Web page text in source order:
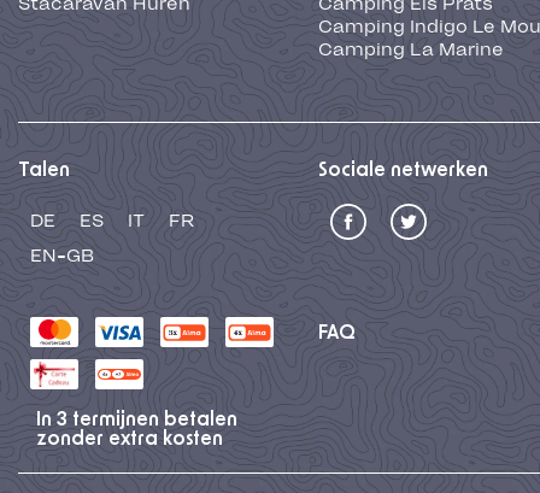
Camping Indigo Le
Camping La Marine
Talen
DE ES IT
FR
EN-GB
Sociale netwerken
FAQ
In 3 termijnen betalen
zonder extra kosten